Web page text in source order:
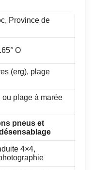
Province de
O
(erg), plage
ou plage à marée
pneus et
4×4,